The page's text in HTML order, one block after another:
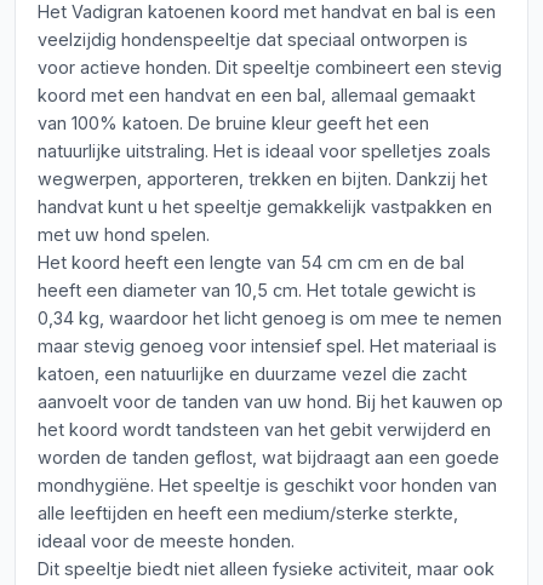
Het Vadigran katoenen koord met handvat en bal is een
veelzijdig hondenspeeltje dat speciaal ontworpen is
voor actieve honden. Dit speeltje combineert een stevig
koord met een handvat en een bal, allemaal gemaakt
van 100% katoen. De bruine kleur geeft het een
natuurlijke uitstraling. Het is ideaal voor spelletjes zoals
wegwerpen, apporteren, trekken en bijten. Dankzij het
handvat kunt u het speeltje gemakkelijk vastpakken en
met uw hond spelen.
Het koord heeft een lengte van 54 cm cm en de bal
heeft een diameter van 10,5 cm. Het totale gewicht is
0,34 kg, waardoor het licht genoeg is om mee te nemen
maar stevig genoeg voor intensief spel. Het materiaal is
katoen, een natuurlijke en duurzame vezel die zacht
aanvoelt voor de tanden van uw hond. Bij het kauwen op
het koord wordt tandsteen van het gebit verwijderd en
worden de tanden geflost, wat bijdraagt aan een goede
mondhygiëne. Het speeltje is geschikt voor honden van
alle leeftijden en heeft een medium/sterke sterkte,
ideaal voor de meeste honden.
Dit speeltje biedt niet alleen fysieke activiteit, maar ook